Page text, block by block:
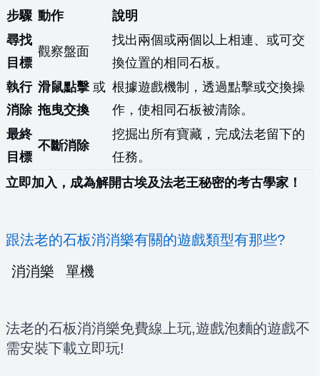
步驟 動作
說明
尋找
目標
觀察盤面
找出兩個或兩個以上相連、或可交
換位置的相同石板。
執行
消除
滑鼠點擊 或
拖曳交換
根據遊戲機制，透過點擊或交換操
作，使相同石板被清除。
最終
目標
不斷消除
挖掘出所有寶藏，完成法老留下的
任務。
立即加入，成為解開古埃及法老王秘密的考古學家！
跟法老的石板消消樂有關的遊戲類型有那些?
消消樂
單機
法老的石板消消樂免費線上玩,遊戲泡麵的遊戲不
需安裝下載立即玩!